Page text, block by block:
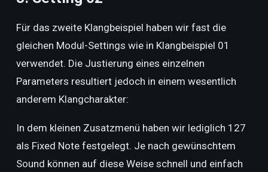
Für das zweite Klangbeispiel haben wir fast die
gleichen Modul-Settings wie in Klangbeispiel 01
verwendet. Die Justierung eines einzelnen
Parameters resultiert jedoch in einem wesentlich
anderem Klangcharakter:
In dem kleinen Zusatzmenü haben wir lediglich 127
als Fixed Note festgelegt. Je nach gewünschtem
Sound können auf diese Weise schnell und einfach